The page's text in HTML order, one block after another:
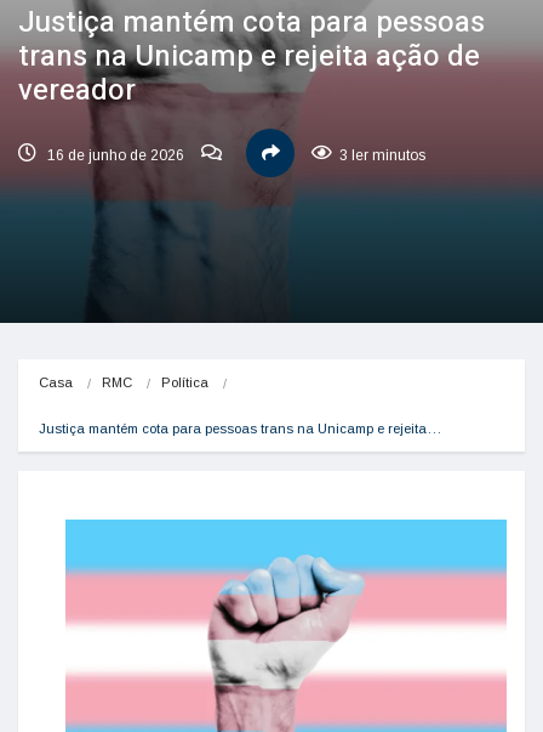
Justiça mantém cota para pessoas
trans na Unicamp e rejeita ação de
vereador
16 de junho de 2026 3 ler minutos
Casa RMC Política
Justiça mantém cota para pessoas trans na Unicamp e rejeita…